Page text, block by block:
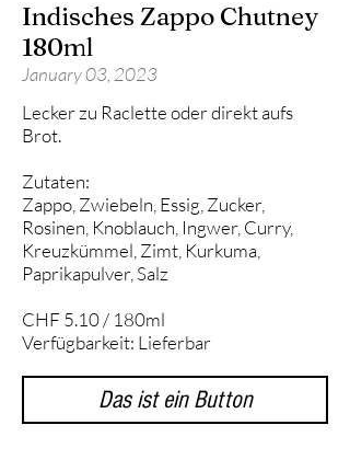
Indisches Zappo Chutney
180ml
January 03, 2023
Lecker zu Raclette oder direkt aufs
Brot.
Zutaten:
Zappo, Zwiebeln, Essig, Zucker,
Rosinen, Knoblauch, Ingwer, Curry,
Kreuzkümmel, Zimt, Kurkuma,
Paprikapulver, Salz
CHF 5.10 / 180ml
Verfügbarkeit: Lieferbar
Das ist ein Button